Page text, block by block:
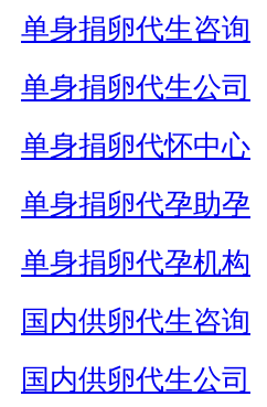
单身捐卵代生咨询
单身捐卵代生公司
单身捐卵代怀中心
单身捐卵代孕助孕
单身捐卵代孕机构
国内供卵代生咨询
国内供卵代生公司